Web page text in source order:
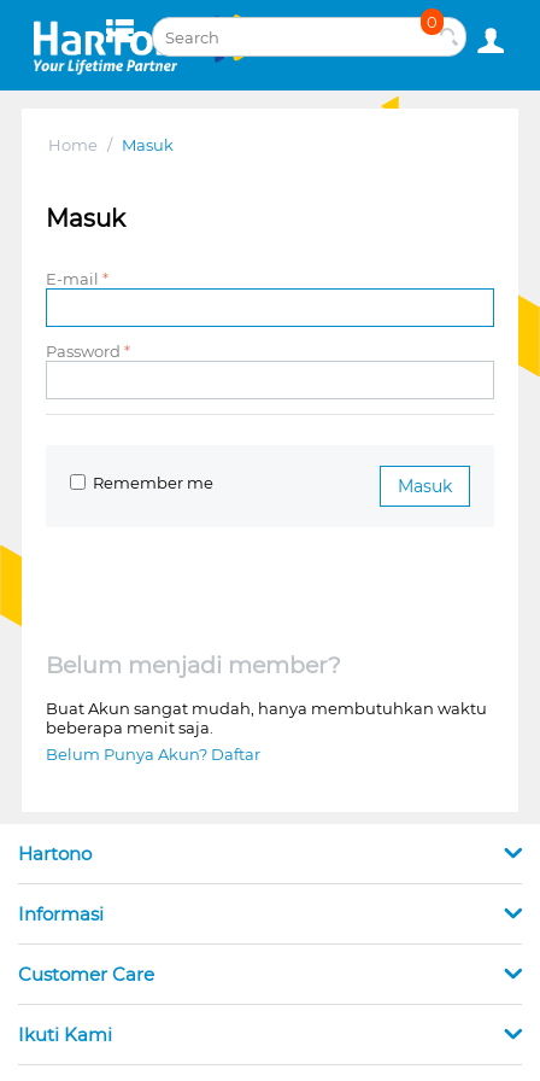
0
Home / Masuk
Masuk
E-mail
Password
Masuk
Remember me
Belum menjadi member?
Buat Akun sangat mudah, hanya membutuhkan waktu
beberapa menit saja.
Belum Punya Akun? Daftar
Hartono
Informasi
Customer Care
Ikuti Kami